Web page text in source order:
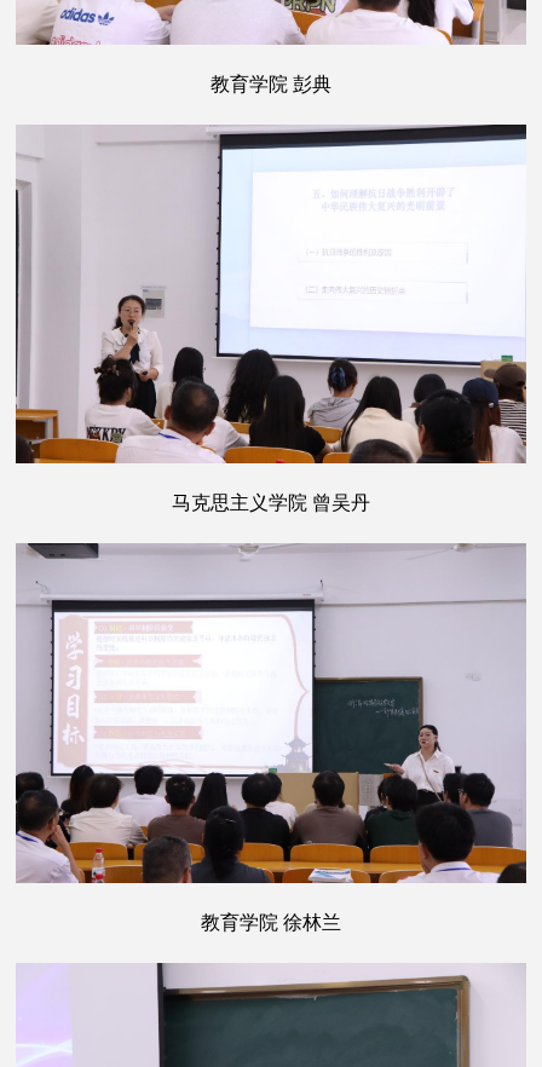
教育学院 彭典
马克思主义学院 曾吴丹
教育学院 徐林兰